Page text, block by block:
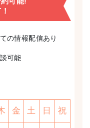
の情報配信あり
可能
金 土 日 祝